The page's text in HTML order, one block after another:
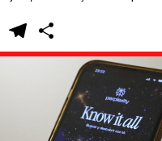
WhatsAppTelegram